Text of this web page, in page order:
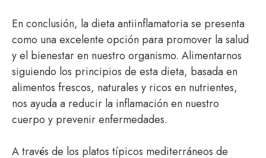
En conclusión, la dieta antiinflamatoria se presenta
como una excelente opción para promover la salud
y el bienestar en nuestro organismo. Alimentarnos
siguiendo los principios de esta dieta, basada en
alimentos frescos, naturales y ricos en nutrientes,
nos ayuda a reducir la inflamación en nuestro
cuerpo y prevenir enfermedades.
A través de los platos típicos mediterráneos de